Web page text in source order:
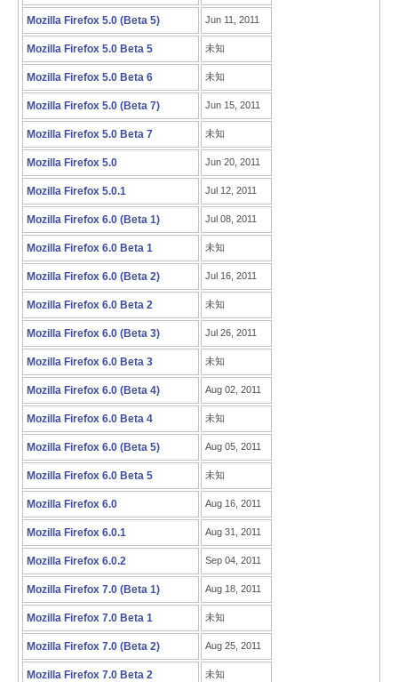
Mozilla Firefox 5.0 (Beta 5) Jun 11, 2011
Mozilla Firefox 5.0 Beta 5 未知
Mozilla Firefox 5.0 Beta 6 未知
Mozilla Firefox 5.0 (Beta 7) Jun 15, 2011
Mozilla Firefox 5.0 Beta 7 未知
Mozilla Firefox 5.0 Jun 20, 2011
Mozilla Firefox 5.0.1 Jul 12, 2011
Mozilla Firefox 6.0 (Beta 1) Jul 08, 2011
Mozilla Firefox 6.0 Beta 1 未知
Mozilla Firefox 6.0 (Beta 2) Jul 16, 2011
Mozilla Firefox 6.0 Beta 2 未知
Mozilla Firefox 6.0 (Beta 3) Jul 26, 2011
Mozilla Firefox 6.0 Beta 3 未知
Mozilla Firefox 6.0 (Beta 4) Aug 02, 2011
Mozilla Firefox 6.0 Beta 4 未知
Mozilla Firefox 6.0 (Beta 5) Aug 05, 2011
Mozilla Firefox 6.0 Beta 5 未知
Mozilla Firefox 6.0 Aug 16, 2011
Mozilla Firefox 6.0.1 Aug 31, 2011
Mozilla Firefox 6.0.2 Sep 04, 2011
Mozilla Firefox 7.0 (Beta 1) Aug 18, 2011
Mozilla Firefox 7.0 Beta 1 未知
Mozilla Firefox 7.0 (Beta 2) Aug 25, 2011
Mozilla Firefox 7.0 Beta 2 未知